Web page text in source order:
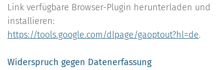
Link verfügbare Browser-Plugin herunterladen und
installieren:
https://tools.google.com/dlpage/gaoptout?hl=de.
Widerspruch gegen Datenerfassung